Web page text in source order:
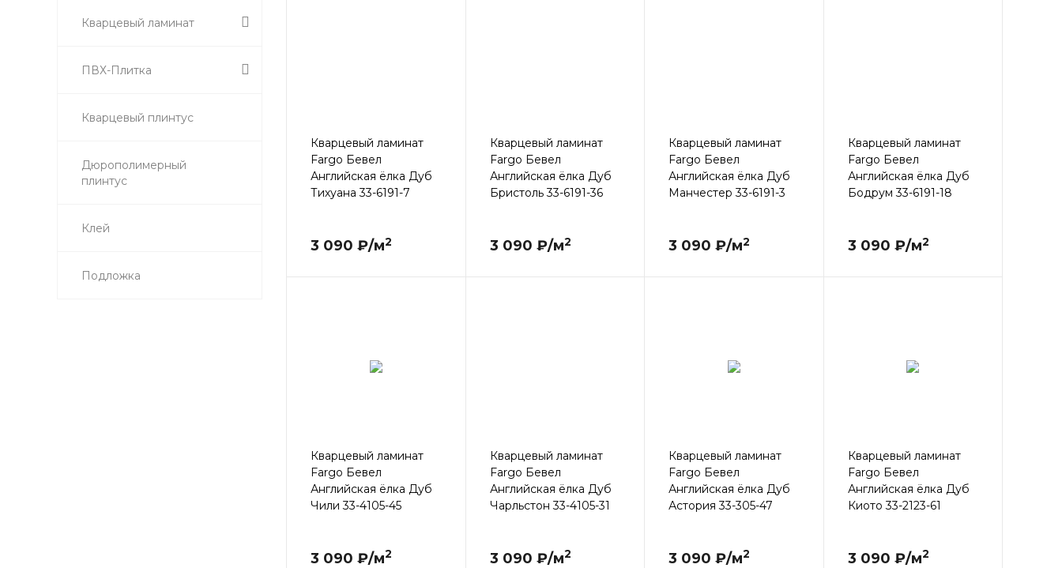
Кварцевый ламинат
ПВХ-Плитка
Кварцевый плинтус
Дюрополимерный
плинтус
Клей
Подложка
Кварцевый ламинат
Fargo Бевел
Английская ёлка Дуб
Тихуана 33-6191-7
3 090 ₽/м2
Кварцевый ламинат
Fargo Бевел
Английская ёлка Дуб
Бристоль 33-6191-36
3 090 ₽/м2
Кварцевый ламинат
Fargo Бевел
Английская ёлка Дуб
Манчестер 33-6191-3
3 090 ₽/м2
Кварцевый ламинат
Fargo Бевел
Английская ёлка Дуб
Бодрум 33-6191-18
3 090 ₽/м2
Кварцевый ламинат
Fargo Бевел
Английская ёлка Дуб
Чили 33-4105-45
3 090 ₽/м2
Кварцевый ламинат
Fargo Бевел
Английская ёлка Дуб
Чарльстон 33-4105-31
3 090 ₽/м2
Кварцевый ламинат
Fargo Бевел
Английская ёлка Дуб
Астория 33-305-47
3 090 ₽/м2
Кварцевый ламинат
Fargo Бевел
Английская ёлка Дуб
Киото 33-2123-61
3 090 ₽/м2